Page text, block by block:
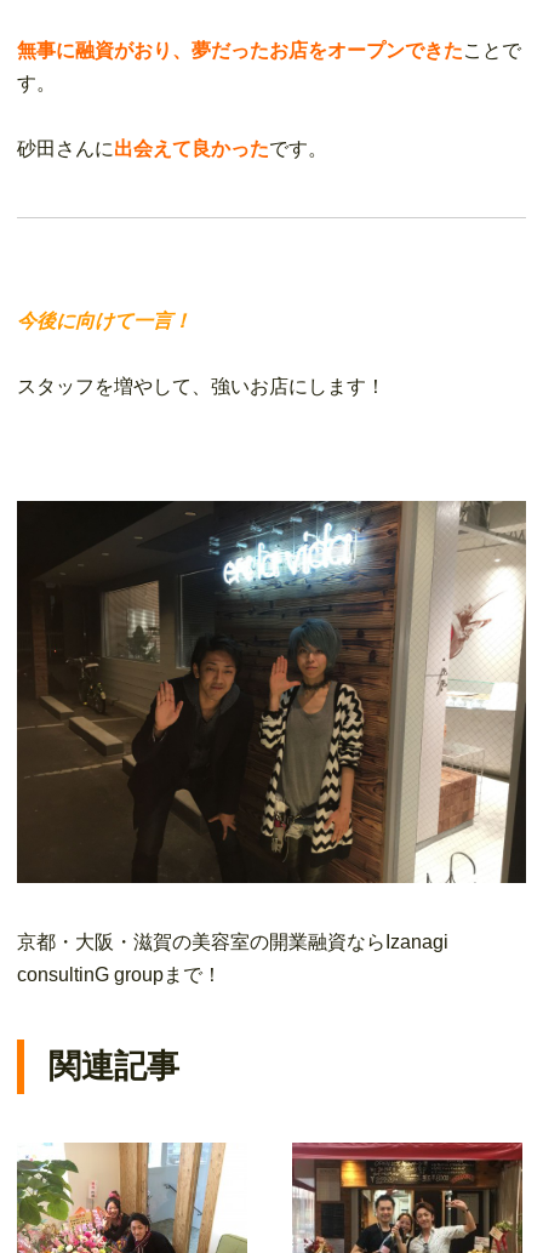
無事に融資がおり、夢だったお店をオープンできたことで
す。
砂田さんに出会えて良かったです。
今後に向けて一言！
スタッフを増やして、強いお店にします！
京都・大阪・滋賀の美容室の開業融資ならIzanagi
consultinG groupまで！
関連記事